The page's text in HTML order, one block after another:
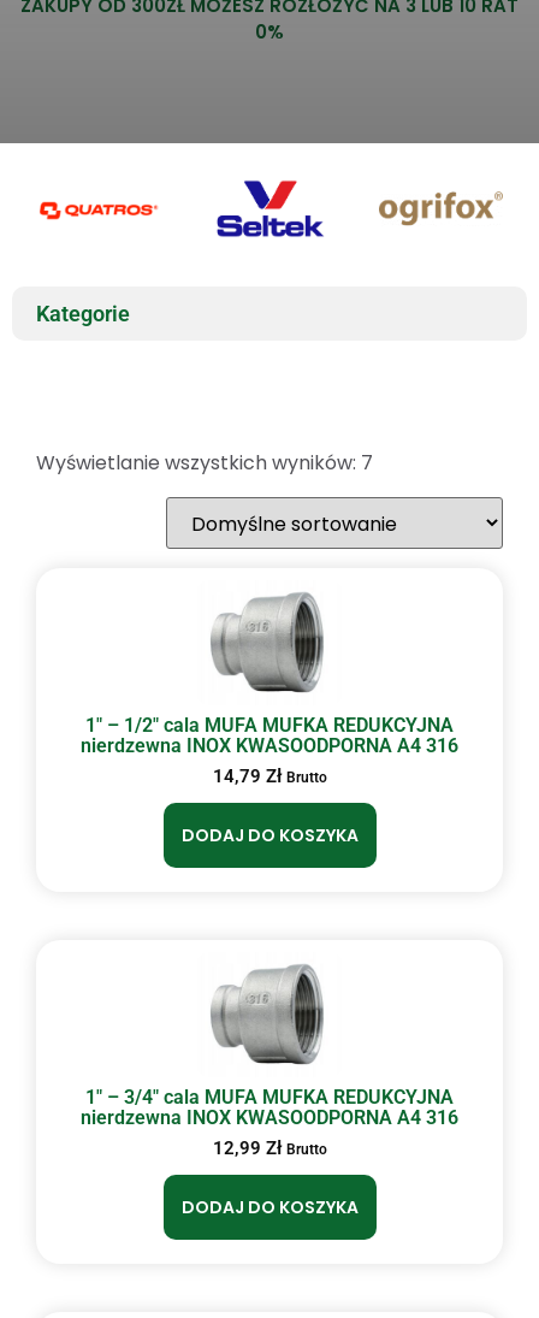
ZAKUPY OD 300ZŁ MOŻESZ ROZŁOŻYĆ NA 3 LUB 10 RAT
0%
Kategorie
Wyświetlanie wszystkich wyników: 7
1″ – 1/2″ cala MUFA MUFKA REDUKCYJNA
nierdzewna INOX KWASOODPORNA A4 316
14,79 Zł Brutto
DODAJ DO KOSZYKA
1″ – 3/4″ cala MUFA MUFKA REDUKCYJNA
nierdzewna INOX KWASOODPORNA A4 316
12,99 Zł Brutto
DODAJ DO KOSZYKA